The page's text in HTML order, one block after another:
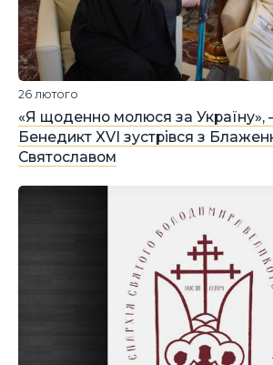
«Я щоденно молюся за Україну»,
Бенедикт XVI зустрівся з
Святославом
26 лютого